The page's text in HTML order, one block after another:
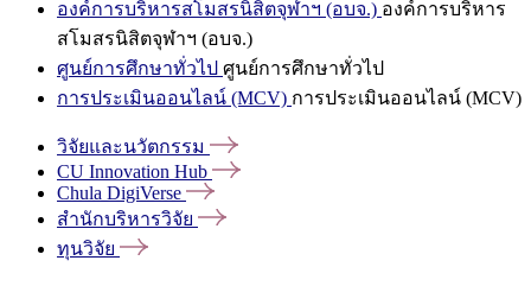
องค์การบริหารสโมสรนิสิตจุฬาฯ (อบจ.) องค์การบริหาร
สโมสรนิสิตจุฬาฯ (อบจ.)
ศูนย์การศึกษาทั่วไป ศูนย์การศึกษาทั่วไป
การประเมินออนไลน์ (MCV) การประเมินออนไลน์ (MCV)
วิจัยและนวัตกรรม
CU Innovation Hub
Chula DigiVerse
สำนักบริหารวิจัย
ทุนวิจัย